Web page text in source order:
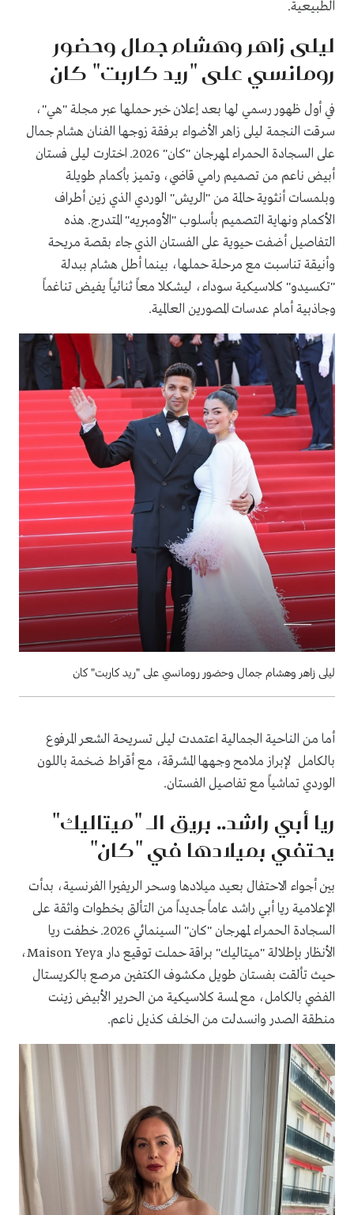
الطبيعية.
ليلى زاهر وهشام جمال وحضور
رومانسي على "ريد كاربت" كان
في أول ظهور رسمي لها بعد إعلان خبر حملها عبر مجلة "هي"،
سرقت النجمة ليلى زاهر الأضواء برفقة زوجها الفنان هشام جمال
على السجادة الحمراء لمهرجان "كان" 2026. اختارت ليلى فستان
أبيض ناعم من تصميم رامي قاضي، وتميز بأكمام طويلة
وبلمسات أنثوية حالمة من "الريش" الوردي الذي زين أطراف
الأكمام ونهاية التصميم بأسلوب "الأومبريه" المتدرج. هذه
التفاصيل أضفت حيوية على الفستان الذي جاء بقصة مريحة
وأنيقة تناسبت مع مرحلة حملها، بينما أطل هشام ببدلة
"تكسيدو" كلاسيكية سوداء، ليشكلا معاً ثنائياً يفيض تناغماً
وجاذبية أمام عدسات المصورين العالمية.
ليلى زاهر وهشام جمال وحضور رومانسي على "ريد كاربت" كان
أما من الناحية الجمالية اعتمدت ليلى تسريحة الشعر المرفوع
بالكامل لإبراز ملامح وجهها المشرقة، مع أقراط ضخمة باللون
الوردي تماشياً مع تفاصيل الفستان.
ريا أبي راشد.. بريق الـ "ميتاليك"
يحتفي بميلادها في "كان"
بين أجواء الاحتفال بعيد ميلادها وسحر الريفيرا الفرنسية، بدأت
الإعلامية ريا أبي راشد عاماً جديداً من التألق بخطوات واثقة على
السجادة الحمراء لمهرجان "كان" السينمائي 2026. خطفت ريا
الأنظار بإطلالة "ميتاليك" براقة حملت توقيع دار Maison Yeya،
حيث تألقت بفستان طويل مكشوف الكتفين مرصع بالكريستال
الفضي بالكامل، مع لمسة كلاسيكية من الحرير الأبيض زينت
منطقة الصدر وانسدلت من الخلف كذيل ناعم.